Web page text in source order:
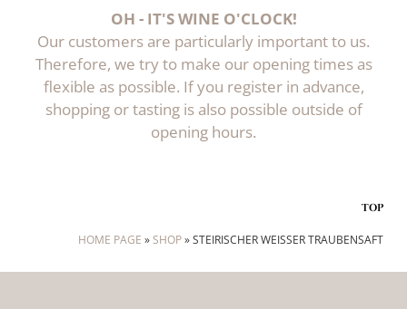
OH - IT'S WINE O'CLOCK!
Our customers are particularly important to us.
Therefore, we try to make our opening times as
flexible as possible. If you register in advance,
shopping or tasting is also possible outside of
opening hours.
TOP
HOME PAGE »SHOP»STEIRISCHER WEISSER TRAUBENSAFT